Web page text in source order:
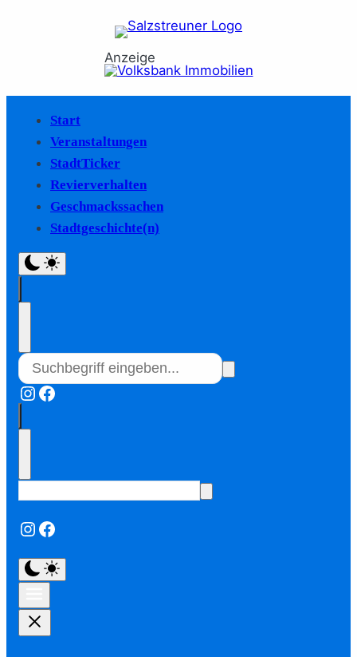
Anzeige
Start
Veranstaltungen
StadtTicker
Revierverhalten
Geschmackssachen
Stadtgeschichte(n)
Instagram
Facebook
Instagram
Facebook